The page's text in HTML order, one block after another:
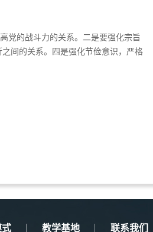
党的战斗力的关系。二是要强化宗旨
间的关系。四是强化节俭意识，严格
式 教学基地 联系我们